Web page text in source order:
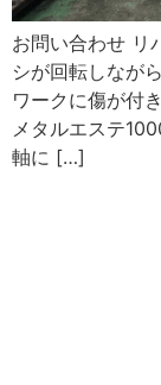
お問い合わせ リ
シが回転しなが
ワークに傷が付
メタルエステ
軸に […]